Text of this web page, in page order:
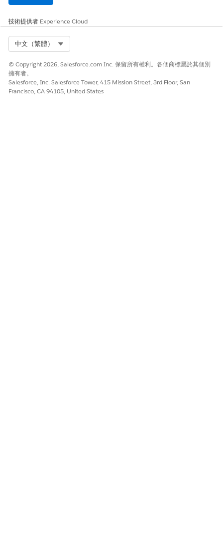
技術提供者 Experience Cloud
中文（繁體）
© Copyright 2026, Salesforce.com Inc. 保留所有權利。各個商標屬於其個別
擁有者。
Salesforce, Inc. Salesforce Tower, 415 Mission Street, 3rd Floor, San
Francisco, CA 94105, United States